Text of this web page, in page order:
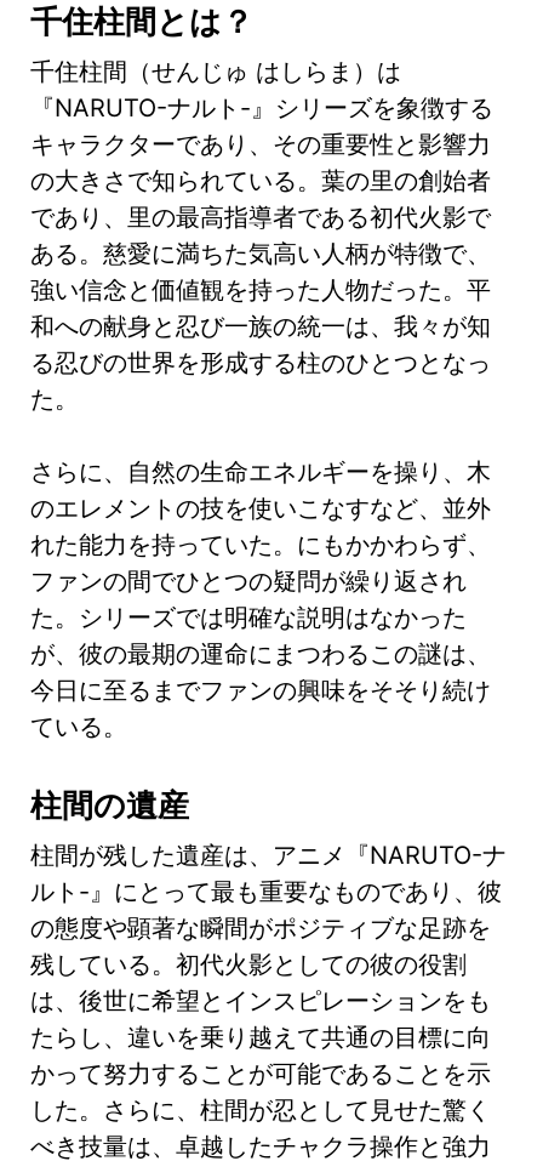
千住柱間とは？
千住柱間（せんじゅ はしらま）は
『NARUTO-ナルト-』シリーズを象徴する
キャラクターであり、その重要性と影響力
の大きさで知られている。葉の里の創始者
であり、里の最高指導者である初代火影で
ある。慈愛に満ちた気高い人柄が特徴で、
強い信念と価値観を持った人物だった。平
和への献身と忍び一族の統一は、我々が知
る忍びの世界を形成する柱のひとつとなっ
た。
さらに、自然の生命エネルギーを操り、木
のエレメントの技を使いこなすなど、並外
れた能力を持っていた。にもかかわらず、
ファンの間でひとつの疑問が繰り返され
た。シリーズでは明確な説明はなかった
が、彼の最期の運命にまつわるこの謎は、
今日に至るまでファンの興味をそそり続け
ている。
柱間の遺産
柱間が残した遺産は、アニメ『NARUTO-ナ
ルト-』にとって最も重要なものであり、彼
の態度や顕著な瞬間がポジティブな足跡を
残している。初代火影としての彼の役割
は、後世に希望とインスピレーションをも
たらし、違いを乗り越えて共通の目標に向
かって努力することが可能であることを示
した。さらに、柱間が忍として見せた驚く
べき技量は、卓越したチャクラ操作と強力